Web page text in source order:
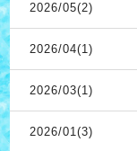
2026/05(2)
2026/04(1)
2026/03(1)
2026/01(3)